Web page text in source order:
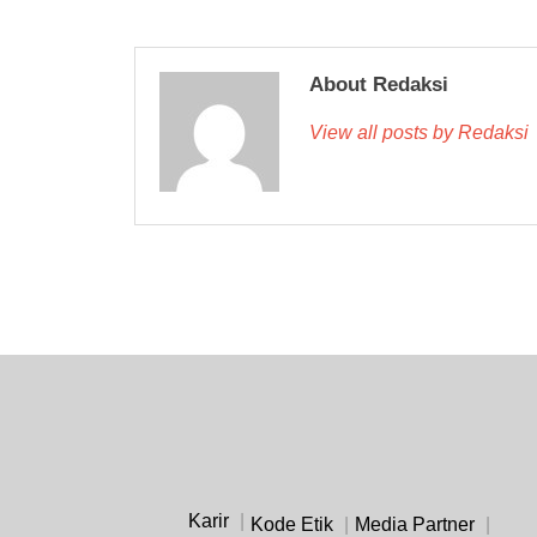
About Redaksi
View all posts by
Karir Kode Etik Media Partner